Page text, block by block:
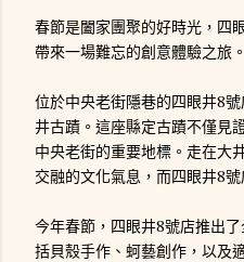
春節是闔家團聚的好時光，四
帶來一場難忘的創意體驗之旅。
位於中央老街隱巷的四眼井8
井古蹟。這座縣定古蹟不僅見
中央老街的重要地標。走在大
交融的文化氣息，而四眼井8
今年春節，四眼井8號店推出
括貝殼手作、蚵藝創作，以及